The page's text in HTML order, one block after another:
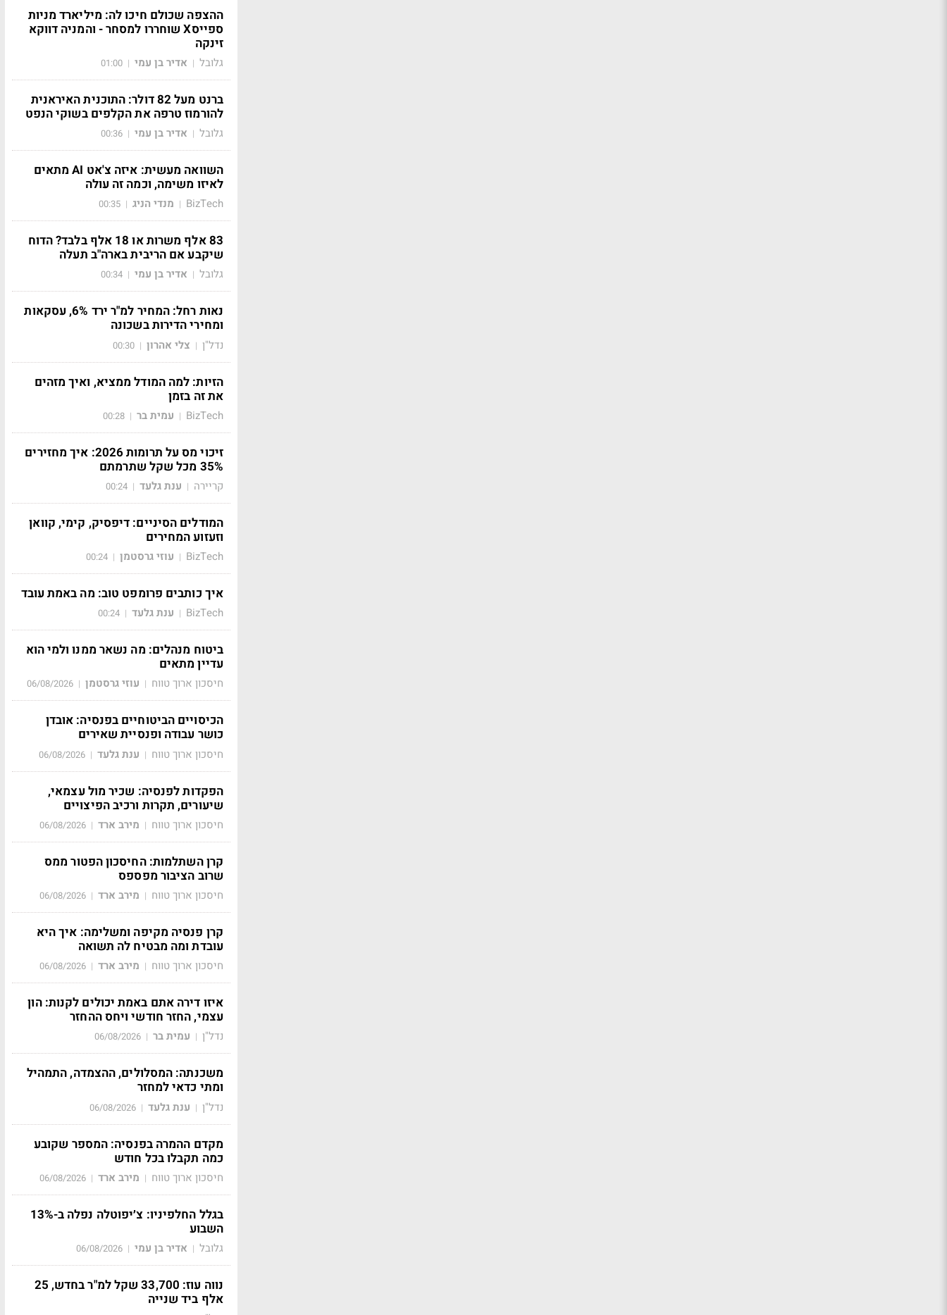
ההצפה שכולם חיכו לה: מיליארד מניות
ספייסX שוחררו למסחר - והמניה דווקא
זינקה
גלובל | אדיר בן עמי |
01:00
ברנט מעל 82 דולר: התוכנית האיראנית
להורמוז טרפה את הקלפים בשוקי הנפט
גלובל | אדיר בן עמי |
00:36
השוואה מעשית: איזה צ'אט AI מתאים
לאיזו משימה, וכמה זה עולה
BizTech
| מנדי הניג |
00:35
83 אלף משרות או 18 אלף בלבד? הדוח
שיקבע אם הריבית בארה"ב תעלה
גלובל | אדיר בן עמי |
00:34
נאות רחל: המחיר למ"ר ירד 6%, עסקאות
ומחירי הדירות בשכונה
נדל"ן | צלי אהרון |
00:30
הזיות: למה המודל ממציא, ואיך מזהים
את זה בזמן
BizTech
| עמית בר |
00:28
זיכוי מס על תרומות 2026: איך מחזירים
35% מכל שקל שתרמתם
קריירה | ענת גלעד |
00:24
המודלים הסיניים: דיפסיק, קימי, קוואן
וזעזוע המחירים
BizTech
| עוזי גרסטמן |
00:24
איך כותבים פרומפט טוב: מה באמת עובד
BizTech
| ענת גלעד |
00:24
ביטוח מנהלים: מה נשאר ממנו ולמי הוא
עדיין מתאים
חיסכון ארוך טווח | עוזי גרסטמן |
06/08/2026
הכיסויים הביטוחיים בפנסיה: אובדן
כושר עבודה ופנסיית שאירים
חיסכון ארוך טווח | ענת גלעד |
06/08/2026
הפקדות לפנסיה: שכיר מול עצמאי,
שיעורים, תקרות ורכיב הפיצויים
חיסכון ארוך טווח | מירב ארד |
06/08/2026
קרן השתלמות: החיסכון הפטור ממס
שרוב הציבור מפספס
חיסכון ארוך טווח | מירב ארד |
06/08/2026
קרן פנסיה מקיפה ומשלימה: איך היא
עובדת ומה מבטיח לה תשואה
חיסכון ארוך טווח | מירב ארד |
06/08/2026
איזו דירה אתם באמת יכולים לקנות: הון
עצמי, החזר חודשי ויחס ההחזר
נדל"ן | עמית בר |
06/08/2026
משכנתה: המסלולים, ההצמדה, התמהיל
ומתי כדאי למחזר
נדל"ן | ענת גלעד |
06/08/2026
מקדם ההמרה בפנסיה: המספר שקובע
כמה תקבלו בכל חודש
חיסכון ארוך טווח | מירב ארד |
06/08/2026
בגלל החלפיניו: צ׳יפוטלה נפלה ב-13%
השבוע
גלובל | אדיר בן עמי |
06/08/2026
נווה עוז: 33,700 שקל למ"ר בחדש, 25
אלף ביד שנייה